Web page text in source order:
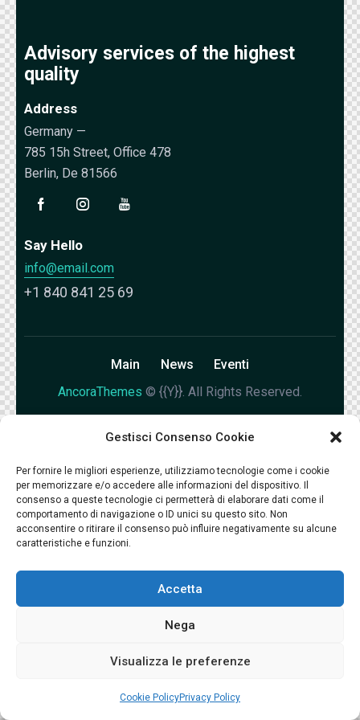
Gestisci Consenso Cookie
Per fornire le migliori esperienze, utilizziamo tecnologie come i cookie
per memorizzare e/o accedere alle informazioni del dispositivo. Il
consenso a queste tecnologie ci permetterà di elaborare dati come il
comportamento di navigazione o ID unici su questo sito. Non
acconsentire o ritirare il consenso può influire negativamente su alcune
caratteristiche e funzioni.
Accetta
Nega
Visualizza le preferenze
Cookie PolicyPrivacy Policy
Advisory services of the highest
quality
Address
Germany —
785 15h Street, Office 478
Berlin, De 81566
Say Hello
info@email.com
+1 840 841 25 69
Main News
Eventi
AncoraThemes © {{Y}}. All Rights Reserved.